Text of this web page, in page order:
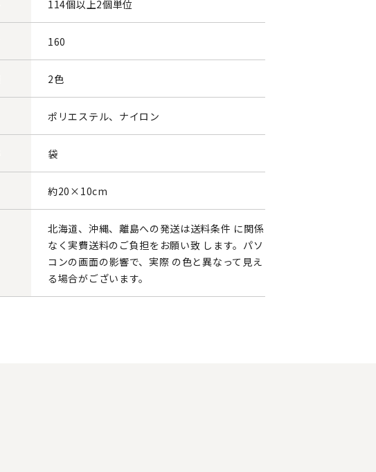
114個以上2個単位
160
2色
ポリエステル、ナイロン
袋
約20×10cm
北海道、沖縄、離島への発送は送料条件 に関係
なく実費送料のご負担をお願い致 します。パソ
コンの画面の影響で、実際 の色と異なって見え
る場合がございます。